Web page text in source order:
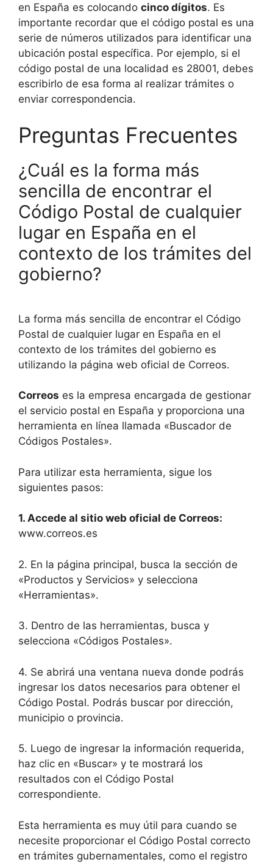
en España es colocando cinco dígitos. Es
importante recordar que el código postal es una
serie de números utilizados para identificar una
ubicación postal específica. Por ejemplo, si el
código postal de una localidad es 28001, debes
escribirlo de esa forma al realizar trámites o
enviar correspondencia.
Preguntas Frecuentes
¿Cuál es la forma más
sencilla de encontrar el
Código Postal de cualquier
lugar en España en el
contexto de los trámites del
gobierno?
La forma más sencilla de encontrar el Código
Postal de cualquier lugar en España en el
contexto de los trámites del gobierno es
utilizando la página web oficial de Correos.
Correos es la empresa encargada de gestionar
el servicio postal en España y proporciona una
herramienta en línea llamada «Buscador de
Códigos Postales».
Para utilizar esta herramienta, sigue los
siguientes pasos:
1. Accede al sitio web oficial de Correos:
www.correos.es
2. En la página principal, busca la sección de
«Productos y Servicios» y selecciona
«Herramientas».
3. Dentro de las herramientas, busca y
selecciona «Códigos Postales».
4. Se abrirá una ventana nueva donde podrás
ingresar los datos necesarios para obtener el
Código Postal. Podrás buscar por dirección,
municipio o provincia.
5. Luego de ingresar la información requerida,
haz clic en «Buscar» y te mostrará los
resultados con el Código Postal
correspondiente.
Esta herramienta es muy útil para cuando se
necesite proporcionar el Código Postal correcto
en trámites gubernamentales, como el registro